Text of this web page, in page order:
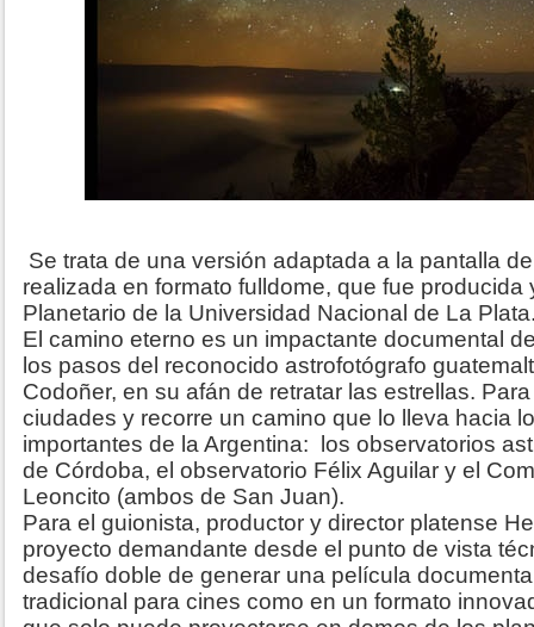
Se trata de una versión adaptada a la pantalla
realizada en formato fulldome, que fue producida
Planetario de la Universidad Nacional de La
El camino eterno es un impactante documental
los pasos del reconocido astrofotógrafo
Codoñer, en su afán de retratar las estrellas.
ciudades y recorre un camino que lo lleva hacia
importantes de la Argentina: los observatorios
de Córdoba, el observatorio Félix Aguilar y el
Leoncito (ambos de San Juan).
Para el guionista, productor y director platense
proyecto demandante desde el punto de vista
desafío doble de generar una película
tradicional para cines como en un formato